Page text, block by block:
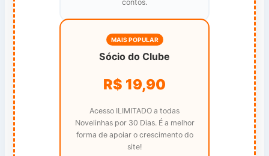
contos.
MAIS POPULAR
Sócio do Clube
R$ 19,90
Acesso ILIMITADO a todas
Novelinhas por 30 Dias. É a melhor
forma de apoiar o crescimento do
site!